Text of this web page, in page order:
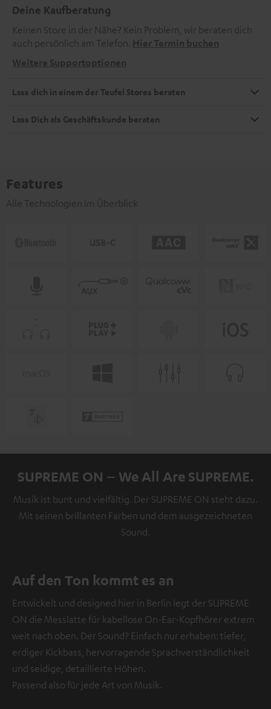
Deine Kaufberatung
Keinen Store in der Nähe? Kein Problem, wir beraten dich
auch persönlich am Telefon. Hier Termin buchen
Weitere Supportoptionen
Lass dich in einem der Teufel Stores beraten
Lass Dich als Geschäftskunde beraten
Features
Alle Technologien im Überblick
SUPREME ON – We All Are SUPREME.
Musik ist bunt und vielfältig. Der SUPREME ON steht dazu.
Mit seinen brillanten Farben und dem ausgezeichneten
Sound.
Auf den Ton kommt es an
Entwickelt und designed hier in Berlin legt der SUPREME
ON die Messlatte für kabellose On-Ear-Kopfhörer extrem
weit nach oben. Der Sound? Einfach nur erhaben: tiefer,
erdiger Kickbass, hervorragende Sprachverständlichkeit
und seidige, detaillierte Höhen.
Passend also für jede Art von Musik.